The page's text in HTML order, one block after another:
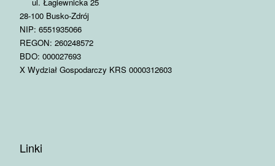
28-100 Busko-Zdrój
NIP: 6551935066
REGON: 260248572
BDO: 000027693
X Wydział Gospodarczy KRS 0000312603
Linki